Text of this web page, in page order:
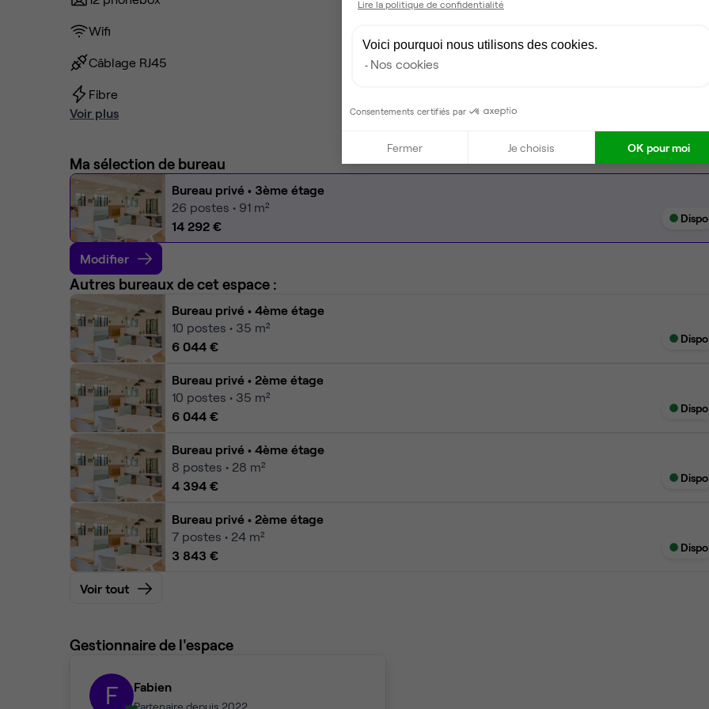
Wifi
Câblage RJ45
Fibre
Espace détente
Voir plus
Ma sélection de bureau
Bureau privé • 3ème étage
26 postes • 91 m²
14 292 €
Dispo
Modifier
Autres bureaux de cet espace :
Bureau privé • 4ème étage
10 postes • 35 m²
6 044 €
Dispo
Bureau privé • 2ème étage
10 postes • 35 m²
6 044 €
Dispo
Bureau privé • 4ème étage
8 postes • 28 m²
4 394 €
Dispo
Bureau privé • 2ème étage
7 postes • 24 m²
3 843 €
Dispo
Voir tout
Gestionnaire de l'espace
F Fabien
Partenaire depuis 2022
Lire la politique de confidentialité
Voici pourquoi nous utilisons des cookies.
Nos cookies
Consentements certifiés par
Fermer Je choisis OK pour moi